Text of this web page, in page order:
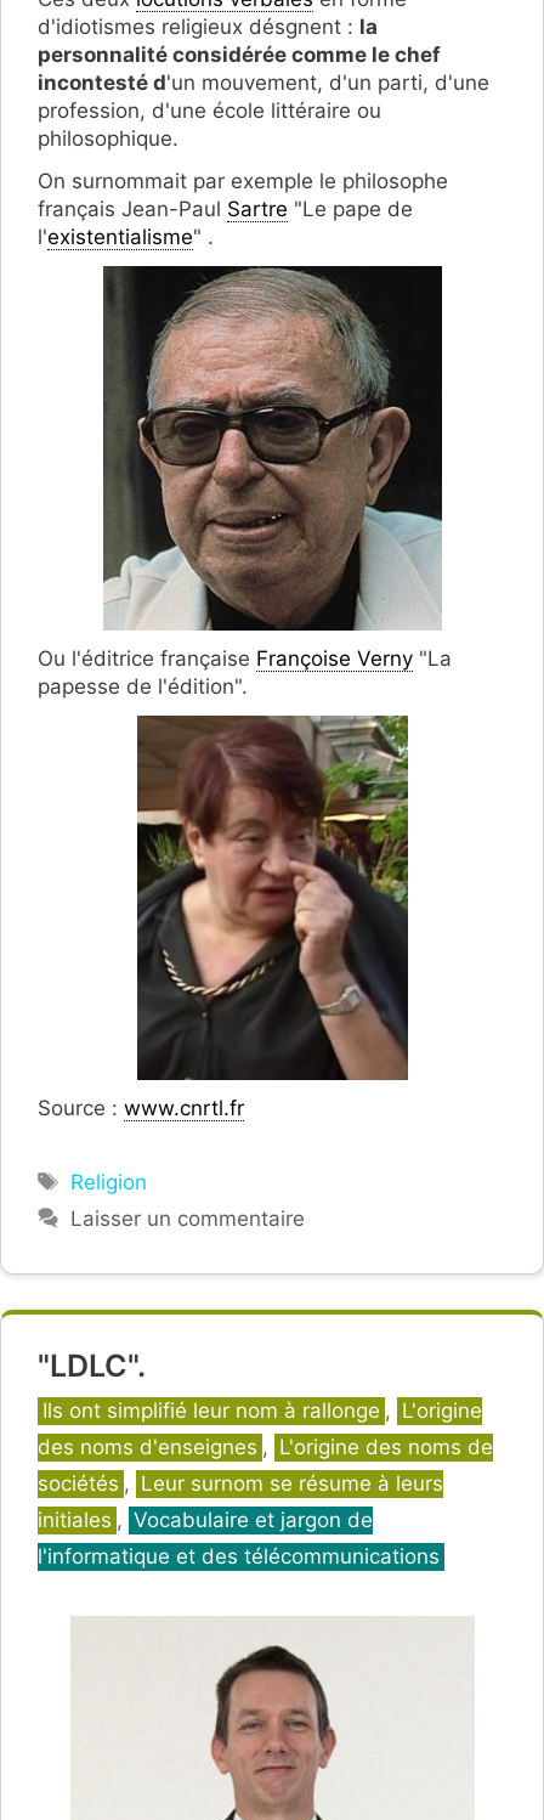
d'idiotismes religieux désgnent : la
personnalité considérée comme le chef
incontesté d'un mouvement, d'un parti, d'une
profession, d'une école littéraire ou
philosophique.
On surnommait par exemple le philosophe
français Jean-Paul Sartre "Le pape de
l'existentialisme" .
Ou l'éditrice française Françoise Verny "La
papesse de l'édition".
Source : www.cnrtl.fr
Étiquettes
Religion
Laisser un commentaire
"LDLC".
Catégories
Ils ont simplifié leur nom à rallonge , L'origine
des noms d'enseignes , L'origine des noms de
sociétés , Leur surnom se résume à leurs
initiales , Vocabulaire et jargon de
l'informatique et des télécommunications